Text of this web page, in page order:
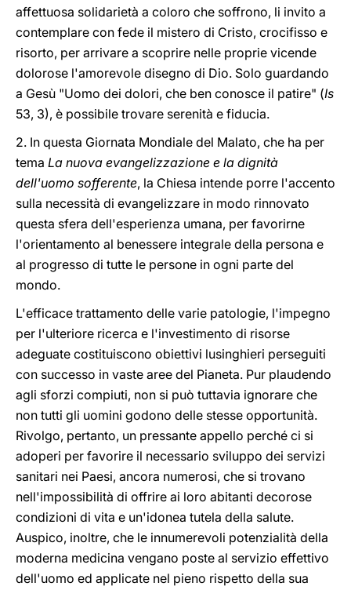
affettuosa solidarietà a coloro che soffrono, li invito a
contemplare con fede il mistero di Cristo, crocifisso e
risorto, per arrivare a scoprire nelle proprie vicende
dolorose l'amorevole disegno di Dio. Solo guardando
a Gesù "Uomo dei dolori, che ben conosce il patire" (Is
53, 3), è possibile trovare serenità e fiducia.
2. In questa Giornata Mondiale del Malato, che ha per
tema La nuova evangelizzazione e la dignità
dell'uomo sofferente, la Chiesa intende porre l'accento
sulla necessità di evangelizzare in modo rinnovato
questa sfera dell'esperienza umana, per favorirne
l'orientamento al benessere integrale della persona e
al progresso di tutte le persone in ogni parte del
mondo.
L'efficace trattamento delle varie patologie, l'impegno
per l'ulteriore ricerca e l'investimento di risorse
adeguate costituiscono obiettivi lusinghieri perseguiti
con successo in vaste aree del Pianeta. Pur plaudendo
agli sforzi compiuti, non si può tuttavia ignorare che
non tutti gli uomini godono delle stesse opportunità.
Rivolgo, pertanto, un pressante appello perché ci si
adoperi per favorire il necessario sviluppo dei servizi
sanitari nei Paesi, ancora numerosi, che si trovano
nell'impossibilità di offrire ai loro abitanti decorose
condizioni di vita e un'idonea tutela della salute.
Auspico, inoltre, che le innumerevoli potenzialità della
moderna medicina vengano poste al servizio effettivo
dell'uomo ed applicate nel pieno rispetto della sua